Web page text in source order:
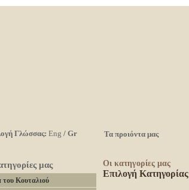
Γλώσσας: Eng / Gr Τα προιόντα μας
μας
του Κουταλιού
Οι κατηγορίες μας
Επιλογή Κατηγορίας